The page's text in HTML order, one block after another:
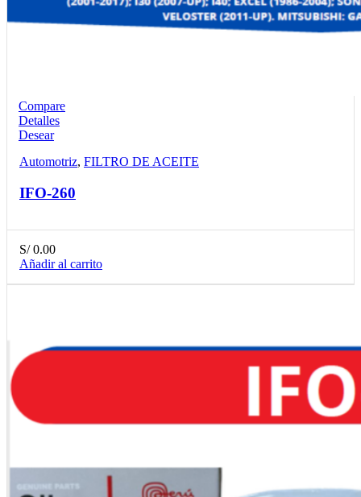
Compare
Detalles
Desear
Automotriz, FILTRO DE ACEITE
IFO-260
S/0.00
Añadir al carrito